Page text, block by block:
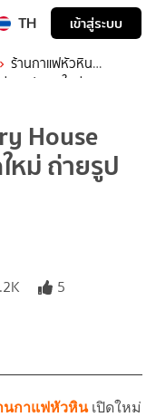
TH เข้าสู่ระบบ
ร้านกาแฟหัวหิน
ายรูปสวย ในทุ่งดอก
House
หม่ ถ่ายรูป
5
นกาแฟหัวหินเปิดใหม่